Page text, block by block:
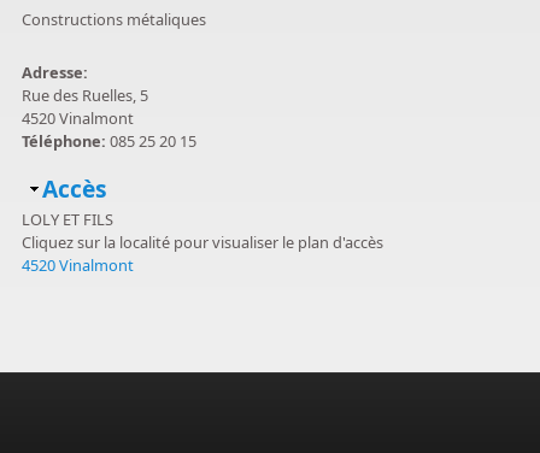
Constructions métaliques
Adresse:
Rue des Ruelles, 5
4520 Vinalmont
Téléphone:085 25 20 15
Masquer
Accès
LOLY ET FILS
Cliquez sur la localité pour visualiser le plan d'accès
4520 Vinalmont